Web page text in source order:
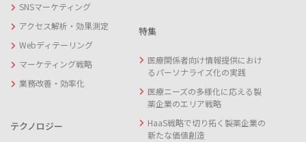
SNSマーケティング
アクセス解析・効果測定
Webディテーリング
マーケティング戦略
業務改善・効率化
テクノロジー
特集
医療関係者向け情報提供におけ
るパーソナライズ化の実践
医療ニーズの多様化に応える製
薬企業のエリア戦略
HaaS戦略で切り拓く製薬企業の
新たな価値創造